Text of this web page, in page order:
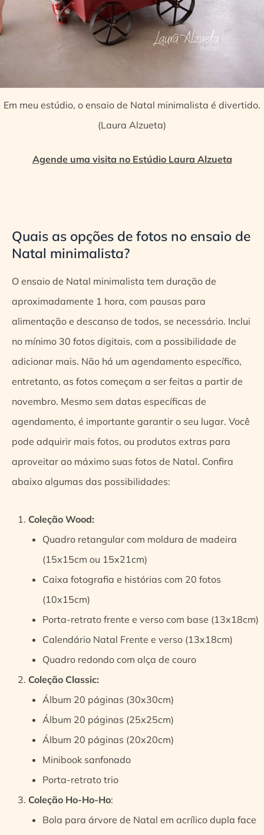
Em meu estúdio, o ensaio de Natal minimalista é divertido.
(Laura Alzueta)
Agende uma visita no Estúdio Laura Alzueta
Quais as opções de fotos no ensaio de
Natal minimalista?
O ensaio de Natal minimalista tem duração de
aproximadamente 1 hora, com pausas para
alimentação e descanso de todos, se necessário. Inclui
no mínimo 30 fotos digitais, com a possibilidade de
adicionar mais. Não há um agendamento específico,
entretanto, as fotos começam a ser feitas a partir de
novembro. Mesmo sem datas específicas de
agendamento, é importante garantir o seu lugar. Você
pode adquirir mais fotos, ou produtos extras para
aproveitar ao máximo suas fotos de Natal. Confira
abaixo algumas das possibilidades:
Coleção Wood:
Quadro retangular com moldura de madeira
(15x15cm ou 15x21cm)
Caixa fotografia e histórias com 20 fotos
(10x15cm)
Porta-retrato frente e verso com base (13x18cm)
Calendário Natal Frente e verso (13x18cm)
Quadro redondo com alça de couro
Coleção Classic:
Álbum 20 páginas (30x30cm)
Álbum 20 páginas (25x25cm)
Álbum 20 páginas (20x20cm)
Minibook sanfonado
Porta-retrato trio
Coleção Ho-Ho-Ho:
Bola para árvore de Natal em acrílico dupla face